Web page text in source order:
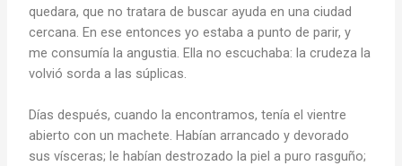
quedara, que no tratara de buscar ayuda en una ciudad
cercana. En ese entonces yo estaba a punto de parir, y
me consumía la angustia. Ella no escuchaba: la crudeza la
volvió sorda a las súplicas.
Días después, cuando la encontramos, tenía el vientre
abierto con un machete. Habían arrancado y devorado
sus vísceras; le habían destrozado la piel a puro rasguño;